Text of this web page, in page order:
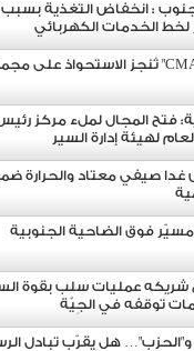
: انخفاض التغذية بسبب
لخط الخدمات الكهربائي
فتح المجال لملء مركز
لهيئة إدارة السير
صيفي معتاد والحرارة
فوق الضاحية الجنوبية
شريكه عمليات سلب بقوة
توقفه في الجِيّة
هل يقرّب تبادل